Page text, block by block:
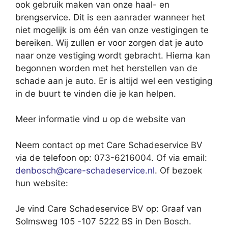
ook gebruik maken van onze haal- en
brengservice. Dit is een aanrader wanneer het
niet mogelijk is om één van onze vestigingen te
bereiken. Wij zullen er voor zorgen dat je auto
naar onze vestiging wordt gebracht. Hierna kan
begonnen worden met het herstellen van de
schade aan je auto. Er is altijd wel een vestiging
in de buurt te vinden die je kan helpen.
Meer informatie vind u op de website van
Neem contact op met Care Schadeservice BV
via de telefoon op: 073-6216004. Of via email:
denbosch@care-schadeservice.nl. Of bezoek
hun website:
Je vind Care Schadeservice BV op: Graaf van
Solmsweg 105 -107 5222 BS in Den Bosch.